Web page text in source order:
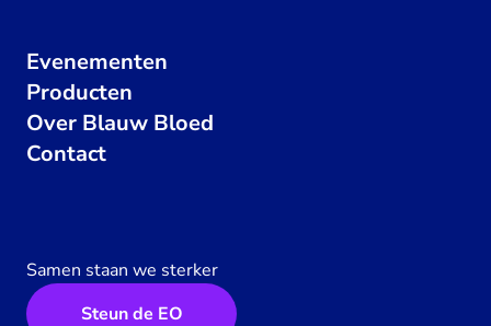
Evenementen
Producten
Over Blauw Bloed
Contact
Samen staan we sterker
Steun de EO